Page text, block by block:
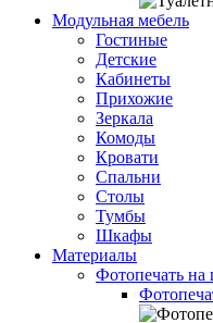
Модульная мебель
Гостиные
Детские
Кабинеты
Прихожие
Зеркала
Комоды
Кровати
Спальни
Столы
Тумбы
Шкафы
Материалы
Фотопечать